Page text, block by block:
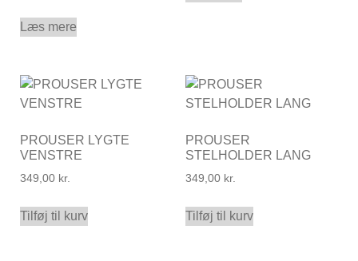
Læs mere
PROUSER LYGTE
VENSTRE
349,00 kr.
Tilføj til kurv
PROUSER
STELHOLDER LANG
349,00 kr.
Tilføj til kurv